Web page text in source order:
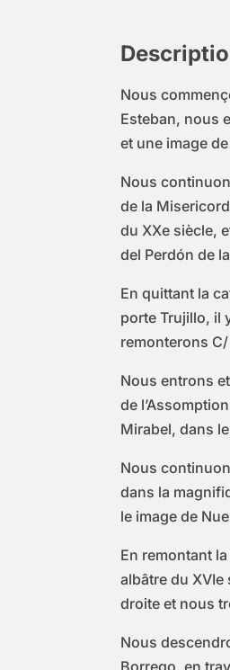
Nous
Esteban, nous
et une image
Nous
de la
du XXe siècle,
del Perdón de
En quittant la
porte Trujillo, il
remonterons C/
Nous entrons
de
Mirabel, dans
Nous
dans la
le image de
En remontant
albâtre du XVIe
droite et nous
Nous
Borrego, en